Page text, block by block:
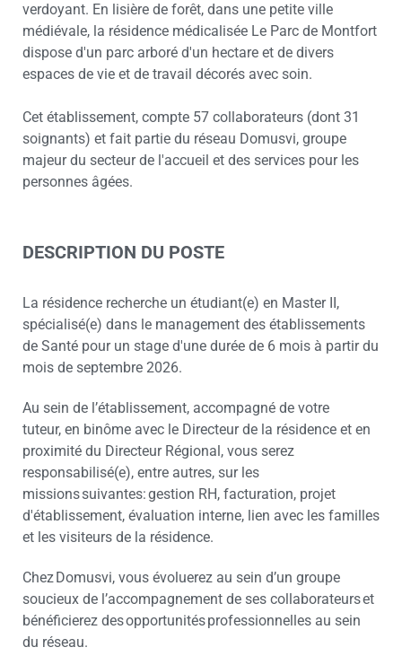
verdoyant. En lisière de forêt, dans une petite ville
médiévale, la résidence médicalisée Le Parc de Montfort
dispose d'un parc arboré d'un hectare et de divers
espaces de vie et de travail décorés avec soin.
Cet établissement, compte 57 collaborateurs (dont 31
soignants) et fait partie du réseau Domusvi, groupe
majeur du secteur de l'accueil et des services pour les
personnes âgées.
DESCRIPTION DU POSTE
La résidence recherche un étudiant(e) en Master II,
spécialisé(e) dans le management des établissements
de Santé pour un stage d'une durée de 6 mois à partir du
mois de septembre 2026.
Au sein de l’établissement, accompagné de votre
tuteur, en binôme avec le Directeur de la résidence et en
proximité du Directeur Régional, vous serez
responsabilisé(e), entre autres, sur les
missions suivantes: gestion RH, facturation, projet
d'établissement, évaluation interne, lien avec les familles
et les visiteurs de la résidence.
Chez Domusvi, vous évoluerez au sein d’un groupe
soucieux de l’accompagnement de ses collaborateurs et
bénéficierez des opportunités professionnelles au sein
du réseau.